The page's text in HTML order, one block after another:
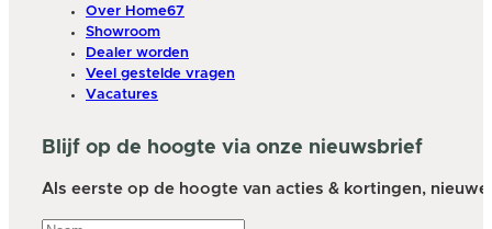
Over Home67
Showroom
Dealer worden
Veel gestelde vragen
Vacatures
Blijf op de hoogte via onze nieuwsbrief
Als eerste op de hoogte van acties & kortingen,